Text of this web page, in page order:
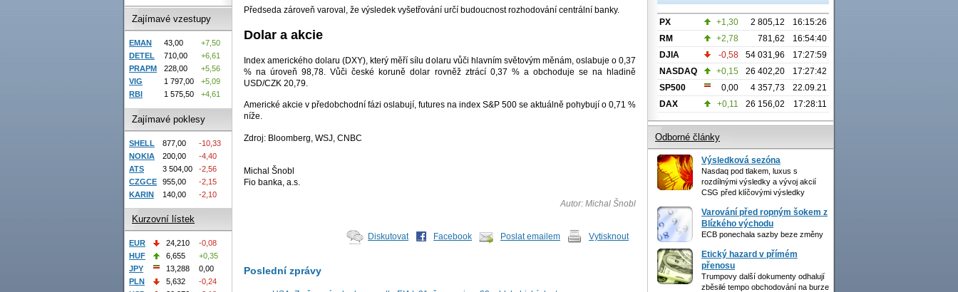
Předseda zároveň varoval, že výsledek vyšetřování určí budoucnost rozhodování centrální banky.
Dolar a akcie
Index amerického dolaru (DXY), který měří sílu dolaru vůči hlavním světovým měnám, oslabuje o 0,37
% na úroveň 98,78. Vůči české koruně dolar rovněž ztrácí 0,37 % a obchoduje se na hladině
USD/CZK 20,79.
Americké akcie v předobchodní fázi oslabují, futures na index S&P 500 se aktuálně pohybují o 0,71 %
níže.
Zdroj: Bloomberg, WSJ, CNBC
Michal Šnobl
Fio banka, a.s.
Autor: Michal Šnobl
Diskutovat Facebook Poslat emailem Vytisknout
Poslední zprávy
Zajímavé vzestupy
EMAN 43,00
+7,50
DETEL
710,00
+6,61
PRAPM
228,00
+5,56
VIG
1 797,00
+5,09
RBI
1 575,50 +4,61
Zajímavé poklesy
SHELL 877,00
-10,33
NOKIA
200,00
-4,40
ATS
3 504,00
-2,56
CZGCE
955,00
-2,15
KARIN
140,00 -2,10
Kurzovní lístek
EUR 24,210
-0,08
HUF
6,655
+0,35
JPY
13,288
0,00
PLN
5,632
-0,24
PX +1,30 2 805,12
16:15:26
RM
+2,78 781,62
16:54:40
DJIA
-0,58 54 031,96
17:27:59
NASDAQ
+0,15 26 402,20
17:27:42
SP500
0,00 4 357,73
22.09.21
DAX
+0,11 26 156,02 17:28:11
Odborné články
Výsledková sezóna
Nasdaq pod tlakem, luxus s
rozdílnými výsledky a vývoj akcií
CSG před klíčovými výsledky
Varování před ropným šokem z
Blízkého východu
ECB ponechala sazby beze změny
Etický hazard v přímém
přenosu
Trumpovy další dokumenty odhalují
zběsilé tempo obchodování na burze